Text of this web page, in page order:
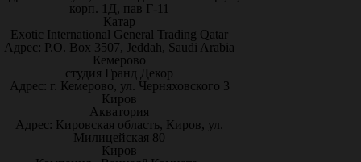
корп. 1Д, пав Г-11
Катар
Exotic International General Trading Qatar
Адрес: P.O. Box 3507, Jeddah, Saudi Arabia
Кемерово
студия Гранд Декор
Адрес: г. Кемерово, ул. Черняховского 3
Киров
Акватория
Адрес: Кировская область, Киров, ул.
Милицейская 80
Киров